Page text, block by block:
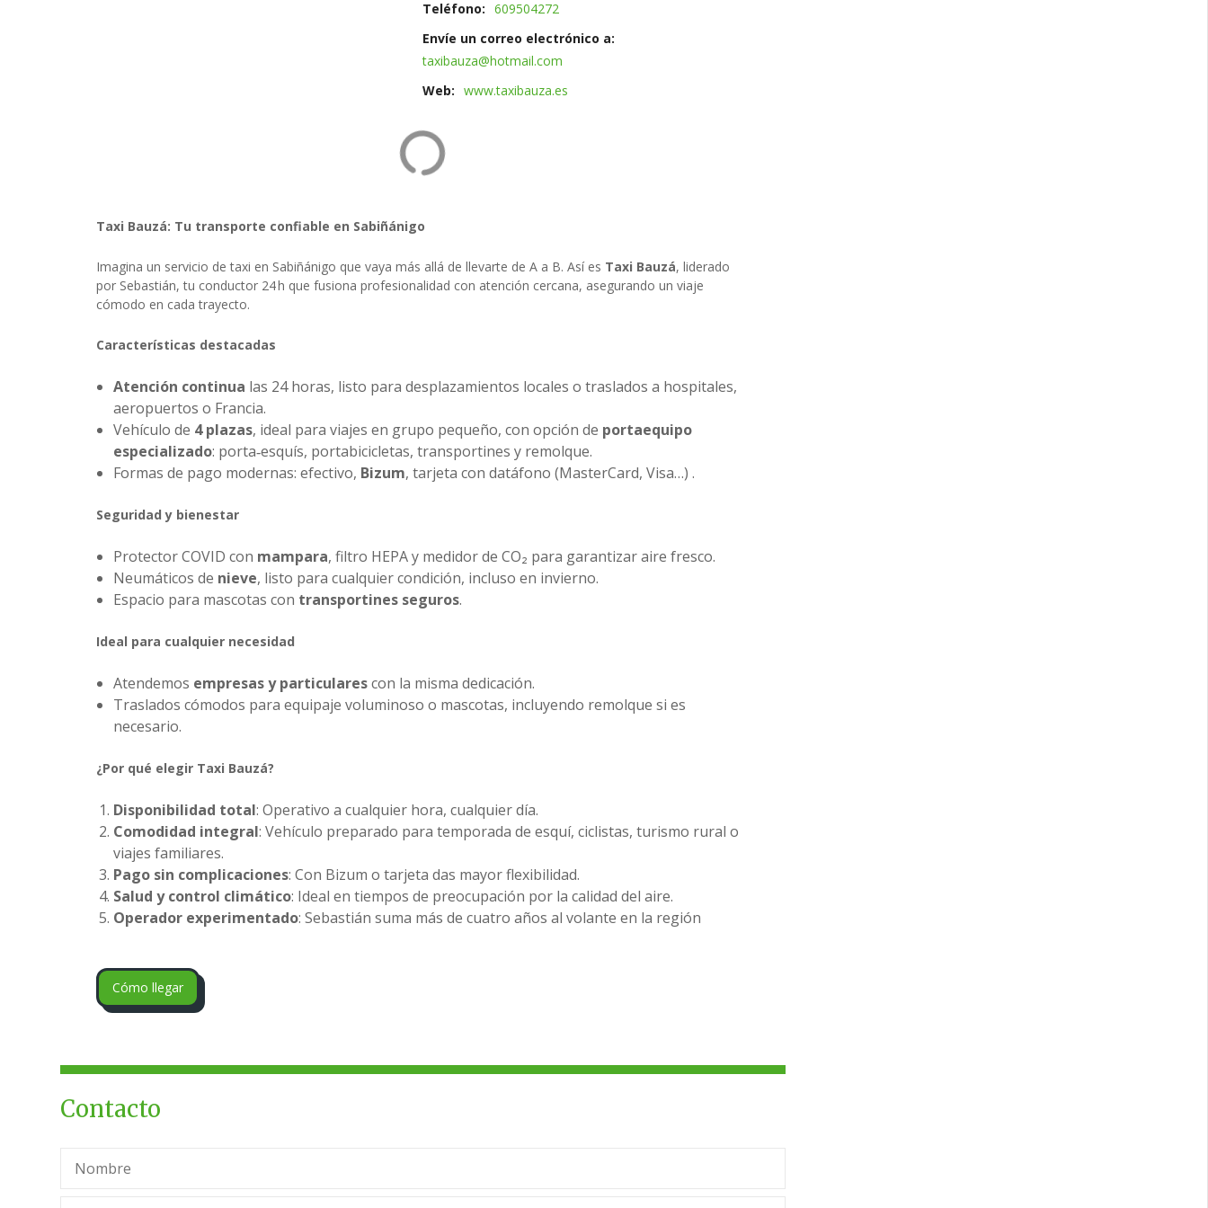
Teléfono
609504272
Envíe un correo electrónico a
taxibauza@hotmail.com
Web
www.taxibauza.es
Taxi Bauzá: Tu transporte confiable en Sabiñánigo
Imagina un servicio de taxi en Sabiñánigo que vaya más allá de llevarte de A a B. Así es Taxi Bauzá, liderado
por Sebastián, tu conductor 24 h que fusiona profesionalidad con atención cercana, asegurando un viaje
cómodo en cada trayecto.
Características destacadas
Atención continua las 24 horas, listo para desplazamientos locales o traslados a hospitales,
aeropuertos o Francia.
Vehículo de 4 plazas, ideal para viajes en grupo pequeño, con opción de portaequipo
especializado: porta‑esquís, portabicicletas, transportines y remolque.
Formas de pago modernas: efectivo, Bizum, tarjeta con datáfono (MasterCard, Visa…) .
Seguridad y bienestar
Protector COVID con mampara, filtro HEPA y medidor de CO₂ para garantizar aire fresco.
Neumáticos de nieve, listo para cualquier condición, incluso en invierno.
Espacio para mascotas con transportines seguros.
Ideal para cualquier necesidad
Atendemos empresas y particularescon la misma dedicación.
Traslados cómodos para equipaje voluminoso o mascotas, incluyendo remolque si es
necesario.
¿Por qué elegir Taxi Bauzá?
Disponibilidad total: Operativo a cualquier hora, cualquier día.
Comodidad integral: Vehículo preparado para temporada de esquí, ciclistas, turismo rural o
viajes familiares.
Pago sin complicaciones: Con Bizum o tarjeta das mayor flexibilidad.
Salud y control climático: Ideal en tiempos de preocupación por la calidad del aire.
Operador experimentado: Sebastián suma más de cuatro años al volante en la región
Cómo llegar
Contacto